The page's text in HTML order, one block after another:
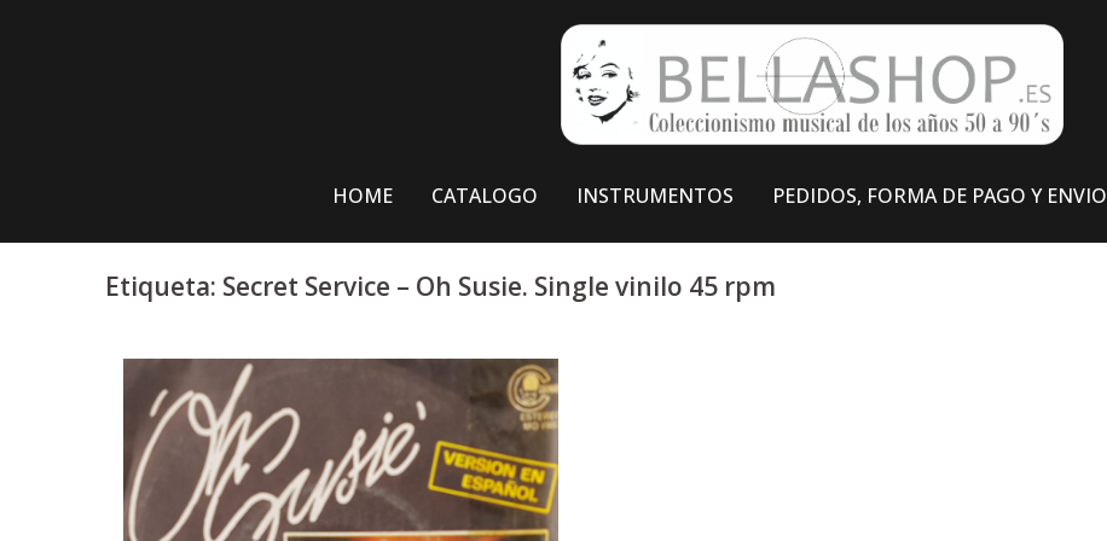
HOME CATALOGO INSTRUMENTOS PEDIDOS, FORMA DE PAGO Y ENVIO
Etiqueta: Secret Service – Oh Susie. Single vinilo 45 rpm